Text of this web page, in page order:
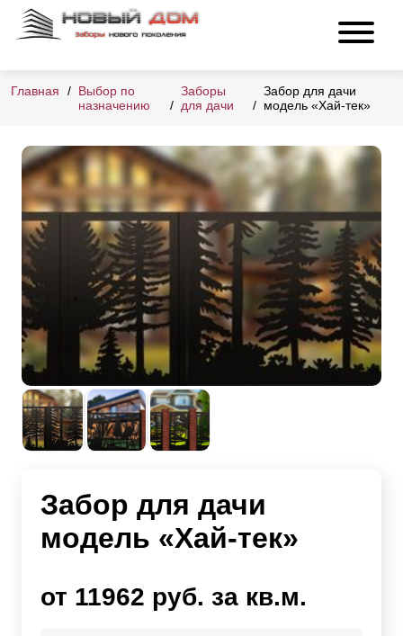
Главная
Выбор по
назначению
Заборы
для дачи
Забор для дачи
модель «Хай-тек»
Забор для дачи
модель «Хай-тек»
от 11962 руб. за кв.м.